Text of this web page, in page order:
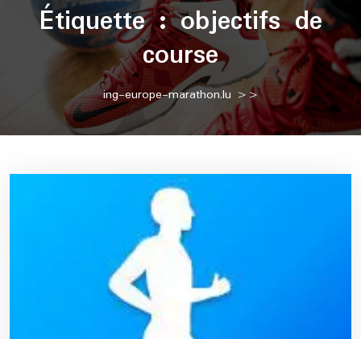
Étiquette :objectifs de
course
ing-europe-marathon.lu >>